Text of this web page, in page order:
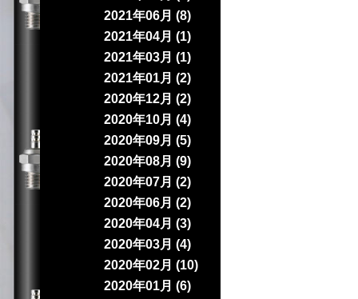
2021年06月 (8)
2021年04月 (1)
2021年03月 (1)
2021年01月 (2)
2020年12月 (2)
2020年10月 (4)
2020年09月 (5)
2020年08月 (9)
2020年07月 (2)
2020年06月 (2)
2020年04月 (3)
2020年03月 (4)
2020年02月 (10)
2020年01月 (6)